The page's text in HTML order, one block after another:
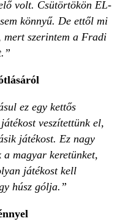
volt. Csütörtökön EL-
könnyű. De ettől mi
mert szerintem a Fradi
ez egy kettős
veszítettünk el,
játékost. Ez nagy
magyar keretünket,
játékost kell
húsz gólja.”